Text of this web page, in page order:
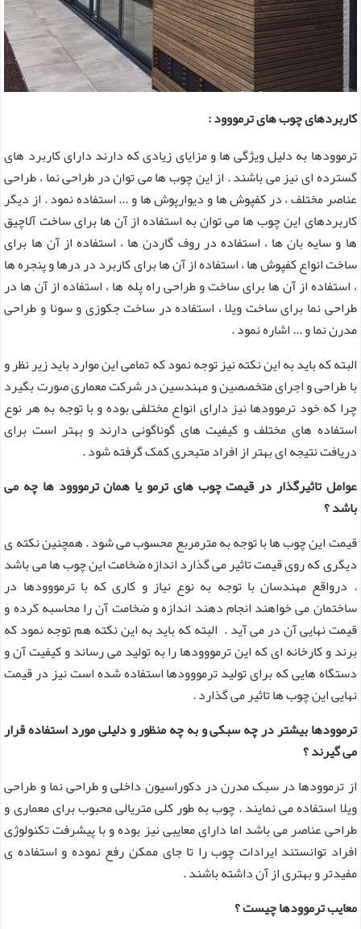
کاربردهای چوب های ترمووود :
ترموودها به دلیل ویژگی ها و مزایای زیادی که دارند دارای کاربرد های
گسترده ای نیز می باشند . از این چوب ها می توان در طراحی نما ، طراحی
عناصر مختلف ، در کفپوش ها و دیوارپوش ها و ... استفاده نمود . از دیگر
کاربردهای این چوب ها می توان به استفاده از آن ها برای ساخت آلاچیق
ها و سایه بان ها ، استفاده در روف گاردن ها ، استفاده از آن ها برای
ساخت انواع کفپوش ها ، استفاده از آن ها برای کاربرد در درها و پنجره ها
، استفاده از آن ها برای ساخت و طراحی راه پله ها ، استفاده از آن ها در
طراحی نما برای ساخت ویلا ، استفاده در ساخت جکوزی و سونا و طراحی
مدرن نما و ... اشاره نمود .
البته که باید به این نکته نیز توجه نمود که تمامی این موارد باید زیر نظر و
با طراحی و اجرای متخصصین و مهندسین در شرکت معماری صورت بگیرد
چرا که خود ترموودها نیز دارای انواع مختلفی بوده و با توجه به هر نوع
استفاده های مختلف و کیفیت های گوناگونی دارند و بهتر است برای
دریافت نتیجه ای بهتر از افراد متبحری کمک گرفته شود .
عوامل تاثیرگذار در قیمت چوب های ترمو یا همان ترمووود ها چه می
باشد ؟
قیمت این چوب ها با توجه به مترمربع محسوب می شود . همچنین نکته ی
دیگری که روی قیمت تاثیر می گذارد اندازه ضخامت این چوب ها می باشد
. درواقع مهندسان با توجه به نوع نیاز و کاری که با ترمووودها در
ساختمان می خواهند انجام دهند اندازه و ضخامت آن را محاسبه کرده و
قیمت نهایی آن در می آید . البته که باید به این نکته هم توجه نمود که
برند و کارخانه ای که این ترمووودها را به تولید می رساند و کیفیت آن و
دستگاه هایی که برای تولید ترمووودها استفاده شده است نیز در قیمت
نهایی این چوب ها تاثیر می گذارد .
ترموودها بیشتر در چه سبکی و به چه منظور و دلیلی مورد استفاده قرار
می گیرند ؟
از ترموودها در سبک مدرن در دکوراسیون داخلی و طراحی نما و طراحی
ویلا استفاده می نمایند . چوب به طور کلی متریالی محبوب برای معماری و
طراحی عناصر می باشد اما دارای معایبی نیز بوده و با پیشرفت تکنولوژی
افراد توانستند ایرادات چوب را تا جای ممکن رفع نموده و استفاده ی
مفیدتر و بهتری از آن داشته باشند .
معایب ترموودها چیست ؟